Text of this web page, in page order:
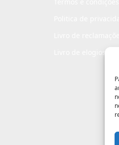
Livro de elogios